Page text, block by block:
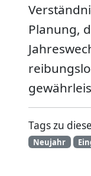
Planung,
Tags zu
Neujahr